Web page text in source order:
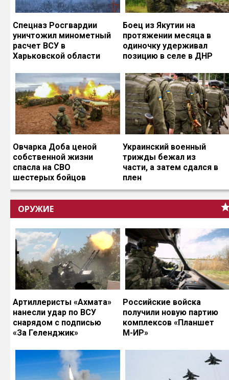
Спецназ Росгвардии
уничтожил минометный
расчет ВСУ в
Харьковской области
Боец из Якутии на
протяжении месяца в
одиночку удерживал
позицию в селе в ДНР
Овчарка Доба ценой
собственной жизни
спасла на СВО
шестерых бойцов
Украинский военный
трижды бежал из
части, а затем сдался в
плен
ОРУЖИЕ
Артиллеристы «Ахмата»
нанесли удар по ВСУ
снарядом с подписью
«За Геленджик»
Российские войска
получили новую партию
комплексов «Планшет
М-ИР»